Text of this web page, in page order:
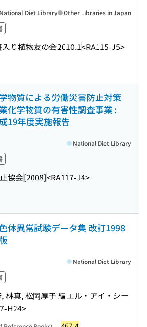
入り植物友の会2010.1<RA115-J5>
National Diet Library Other Libraries in Japan
物質による労働災害防止対策
化学物質の有害性調査事業 :
19年度実施報告
協会[2008]<RA117-J4>
National Diet Library
体異常試験データ集 改訂1998
林真, 松岡厚子 編エル・アイ・シー
H24>
National Diet Library